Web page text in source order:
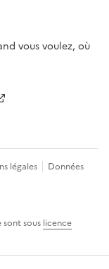
vous voulez, où
légales
Données
sous licence